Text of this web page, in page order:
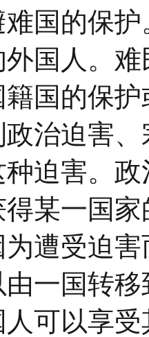
难国的保
国人。
国的保
治迫害
迫害。
得某一国
为遭受迫
由一国转
可以享